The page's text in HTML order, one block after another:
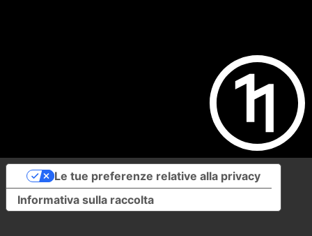
Informativa sulla raccolta
Le tue preferenze relative alla privacy